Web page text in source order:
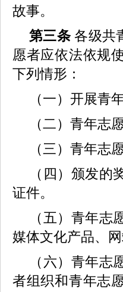
故事。
第三条各级共
愿者应依法依规
下列情形：
（一）开展青
（二）青年志
（三）青年志
（四）颁发
证件。
（五）青年
媒体文化产品、网
（六）青年
者组织和青年志